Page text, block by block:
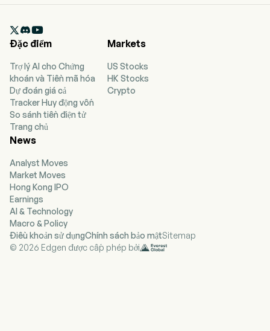
phẩm dầu với trọng tâm là các tàu chở sản phẩm
dầu cỡ trung bình (MR2). Công ty sở hữu đội tàu
Theta với sức chở khoảng 51.795 dwt, Pyxis
Karteria với sức chở khoảng 46.652 dwt, và Pyxis
Lamda với sức chở khoảng 50.296 dwt. Đội tàu
của công ty có khả năng vận chuyển các sản phẩm
dầu mỏ tinh chế như naphta, xăng, nhiên liệu máy
bay, dầu hỏa, dầu diesel và dầu nhiên liệu, cũng
như các mặt hàng chất lỏng rời khác như dầu thực

Đặc điểm
Trợ lý AI cho Chứng
khoán và Tiền mã hóa
Dự đoán giá cả
Tracker Huy động vốn
So sánh tiền điện tử
Trang chủ
Markets
US Stocks
HK Stocks
Crypto
News
Analyst Moves
Market Moves
Hong Kong IPO
Earnings
AI & Technology
Macro & Policy
Điều khoản sử dụngChính sách bảo mậtSitemap
© 2026 Edgen được cấp phép bởi